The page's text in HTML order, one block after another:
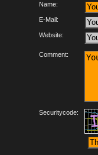
Name:
E-Mail:
Website:
Comment:
Securitycode: